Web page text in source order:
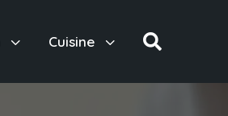
3 3
Cuisine 